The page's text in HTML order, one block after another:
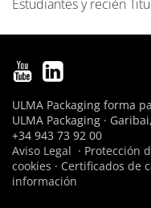
N
e
a
c
i
ó
n
Estudiantes y recién
ULMA Packaging forma
ULMA Packaging ·
+34 943 73 92 00
Aviso Legal · Protección
cookies · Certificados de
información